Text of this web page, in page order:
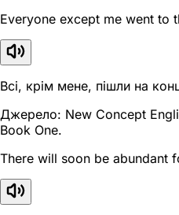
Everyone except me went to
Всі, крім мене, пішли на
Джерело: New Concept
Book One.
There will soon be abundant